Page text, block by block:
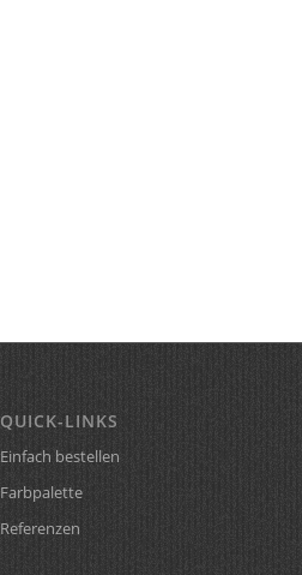
QUICK-LINKS
Einfach bestellen
Farbpalette
Referenzen